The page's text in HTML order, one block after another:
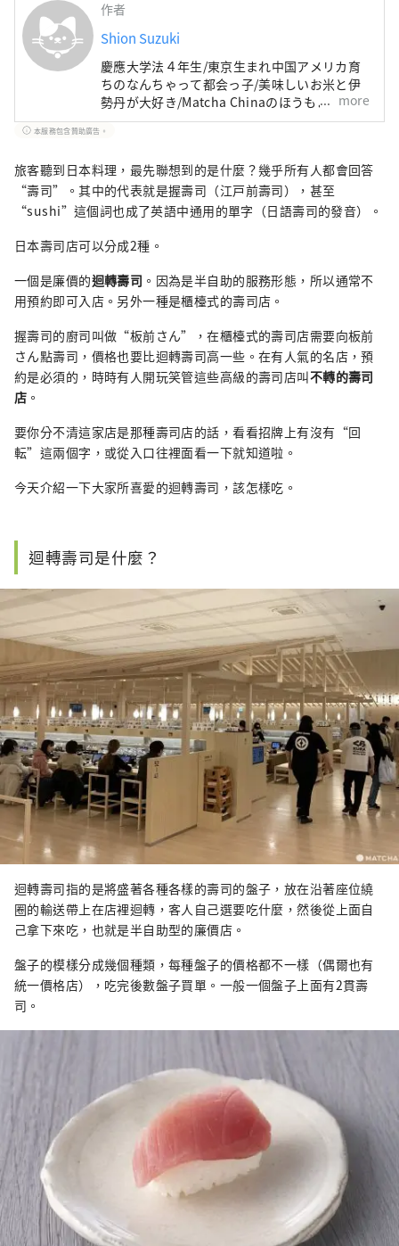
作者
Shion Suzuki
慶應大学法４年生/東京生まれ中国アメリカ育
ちのなんちゃって都会っ子/美味しいお米と伊
勢丹が大好き/Matcha Chinaのほうもよろしく
お願いします：）
more
本服務包含贊助廣告。
旅客聽到日本料理，最先聯想到的是什麼？幾乎所有人都會回答
“壽司”。其中的代表就是握壽司（江戸前壽司），甚至
“sushi”這個詞也成了英語中通用的單字（日語壽司的發音）。
日本壽司店可以分成2種。
一個是廉價的迴轉壽司 。因為是半自助的服務形態，所以通常不
用預約即可入店。另外一種是櫃檯式的壽司店。
握壽司的廚司叫做“板前さん”，在櫃檯式的壽司店需要向板前
さん點壽司，價格也要比迴轉壽司高一些。在有人氣的名店，預
約是必須的，時時有人開玩笑管這些高級的壽司店叫不轉的壽司
店 。
要你分不清這家店是那種壽司店的話，看看招牌上有沒有“回
転”這兩個字，或從入口往裡面看一下就知道啦。
今天介紹一下大家所喜愛的迴轉壽司，該怎樣吃。
迴轉壽司是什麼？
迴轉壽司指的是將盛著各種各樣的壽司的盤子，放在沿著座位繞
圈的輸送帶上在店裡迴轉，客人自己選要吃什麼，然後從上面自
己拿下來吃，也就是半自助型的廉價店。
盤子的模樣分成幾個種類，每種盤子的價格都不一樣（偶爾也有
統一價格店），吃完後數盤子買單。一般一個盤子上面有2貫壽
司。